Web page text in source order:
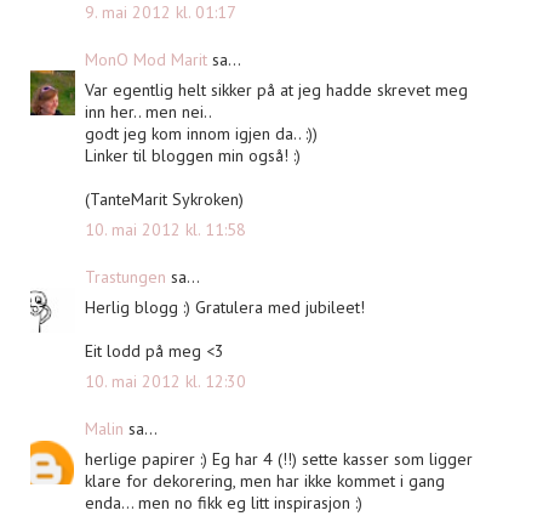
9. mai 2012 kl. 01:17
MonO Mod Marit sa...
Var egentlig helt sikker på at jeg hadde skrevet meg
inn her.. men nei..
godt jeg kom innom igjen da.. :))
Linker til bloggen min også! :)
(TanteMarit Sykroken)
10. mai 2012 kl. 11:58
Trastungen sa...
Herlig blogg :) Gratulera med jubileet!
Eit lodd på meg <3
10. mai 2012 kl. 12:30
Malin sa...
herlige papirer :) Eg har 4 (!!) sette kasser som ligger
klare for dekorering, men har ikke kommet i gang
enda... men no fikk eg litt inspirasjon :)